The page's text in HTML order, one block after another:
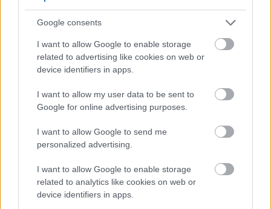
Google consents
I want to allow Google to enable storage
related to advertising like cookies on web or
device identifiers in apps.
I want to allow my user data to be sent to
Google for online advertising purposes.
I want to allow Google to send me
personalized advertising.
I want to allow Google to enable storage
related to analytics like cookies on web or
device identifiers in apps.
خطوات تحضير التربة للبصل
اختبر درجة حموضة التربة باستخدام مجموعة اختبار التربة.
اضبطها إذا لزم الأمر باستخدام الجير لرفع درجة الحموضة
أو الكبريت لخفضها.
قم بإزالة جميع الأعشاب الضارة والصخور والحطام من
منطقة الزراعة.
أضف 2-3 بوصات من السماد العضوي المتخمر جيداً أو
السماد الحيواني المتحلل إلى الطبقة العلوية من التربة